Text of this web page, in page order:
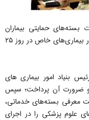
بسته‌های حمایتی بیماران
خاص و صندوق صعب‌العلاج» با تلاش بنیاد امور بیماری‌های خاص در روز ۲۵
بنیاد امور بیمارى هاى
ضرورت آن پرداخت؛ سپس
معرفی بسته‌های خدماتى،
علوم پزشکی را در اجرای